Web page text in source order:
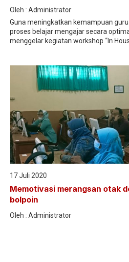
Oleh : Administrator
Guna meningkatkan kemampuan
proses belajar mengajar secara
menggelar kegiatan workshop “In
17 Juli 2020
Memotivasi merangsan otak
bolpoin
Oleh : Administrator